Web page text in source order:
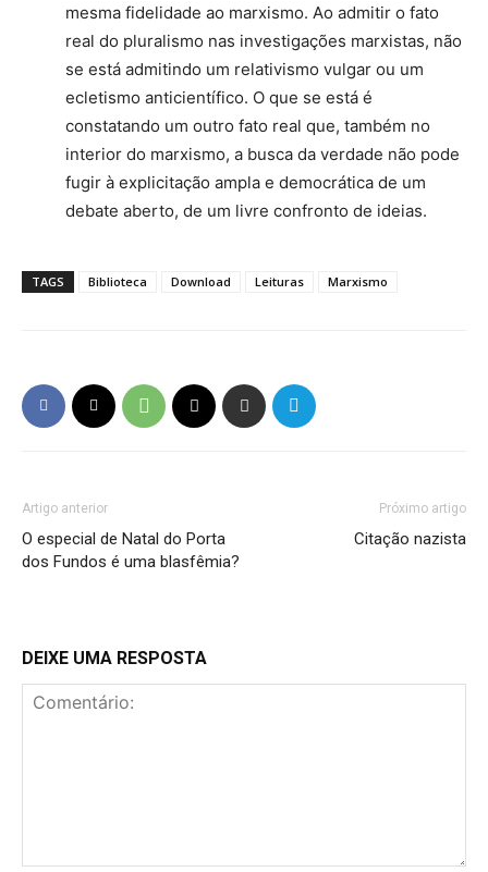
mesma fidelidade ao mar­xismo. Ao admitir o fato
real do pluralismo nas investigações marxistas, não
se está admitindo um relativismo vulgar ou um
ecletismo anticientífico. O que se está é
constatando um outro fato real que, também no
interior do marxismo, a busca da verdade não pode
fugir à explicitação ampla e democrática de um
deba­te aberto, de um livre confronto de ideias.
TAGS Biblioteca Download Leituras Marxismo
Artigo anterior
O especial de Natal do Porta
dos Fundos é uma blasfêmia?
Próximo artigo
Citação nazista
DEIXE UMA RESPOSTA